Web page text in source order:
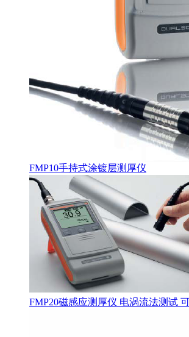
FMP10手持式涂镀层测厚仪
FMP20磁感应测厚仪 电涡流法测试